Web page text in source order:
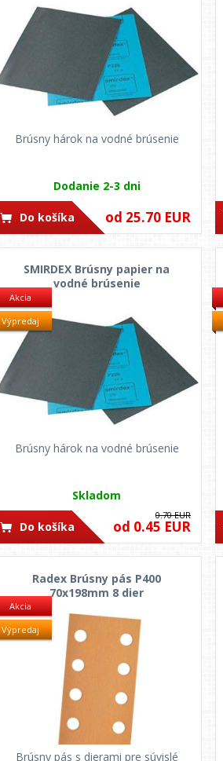
Brúsny hárok na vodné brúsenie
Dodanie 2-3 dni
od 25.70 EUR
Do košíka
Akcia
Výpredaj
SMIRDEX Brúsny papier na
vodné brúsenie
Brúsny hárok na vodné brúsenie
Skladom
od 0.45 EUR
0.70 EUR
Do košíka
Akcia
Výpredaj
Radex Brúsny pás P400
70x198mm 8 dier
Brúsny pás s dierami pre súvislé